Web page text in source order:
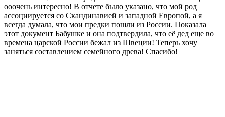
ооочень интересно! В отчете было указано, что мой род
ассоциируется со Скандинавией и западной Европой, а я
всегда думала, что мои предки пошли из России. Показала
этот документ Бабушке и она подтвердила, что её дед еще во
времена царской России бежал из Швеции! Теперь хочу
заняться составлением семейного древа! Спасибо!